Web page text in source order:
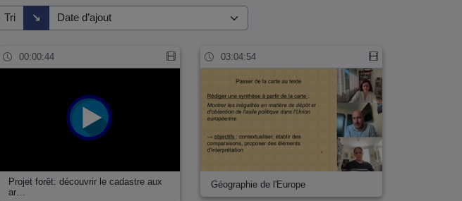
Tri ↘
Direction de tri
00:00:44
Projet forêt: découvrir le cadastre aux
ar…
03:04:54
Géographie de l'Europe